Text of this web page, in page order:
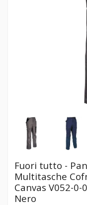
Fuori tutto -
Multitasche
Canvas V052-
Nero